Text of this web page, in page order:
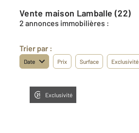
Vente maison Lamballe (22)
2 annonces immobilières :
Trier par :
Date Prix Surface Exclusivité
Exclusivité